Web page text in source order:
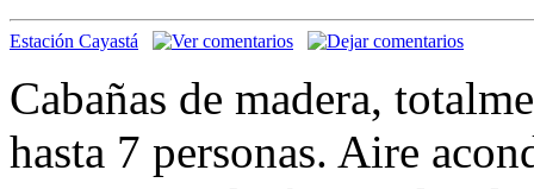
Estación Cayastá
Cabañas de madera,
hasta 7 personas. Aire